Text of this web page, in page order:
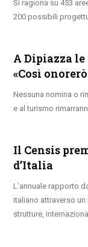
Si ragiona su 453
200 possibili
A Dipiazza
«Così
Nessuna nomina o
e al turismo
Il Censis
d’Italia
L’annuale rapporto
italiano attraverso
strutture,